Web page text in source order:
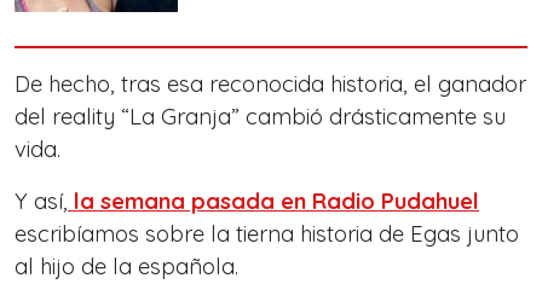
De hecho, tras esa reconocida historia, el ganador
del reality “La Granja” cambió drásticamente su
vida.
Y así, la semana pasada en Radio Pudahuel
escribíamos sobre la tierna historia de Egas junto
al hijo de la española.